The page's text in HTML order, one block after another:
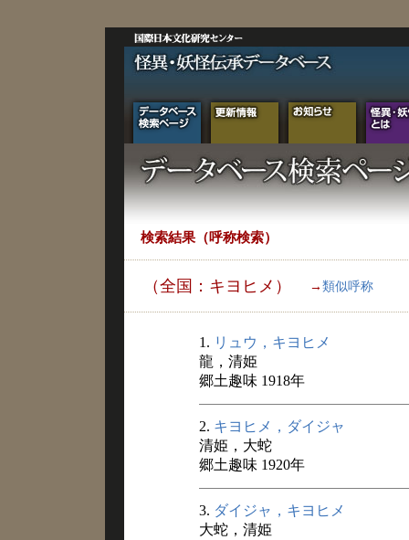
検索結果（呼称検索）
（全国：キヨヒメ） → 類似呼称
1. リュウ，キヨヒメ
龍，清姫
郷土趣味 1918年
2. キヨヒメ，ダイジャ
清姫，大蛇
郷土趣味 1920年
3. ダイジャ，キヨヒメ
大蛇，清姫